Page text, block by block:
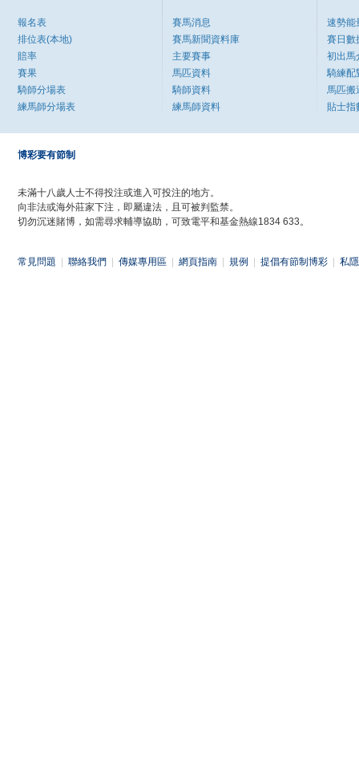
報名表
排位表(本地)
賠率
賽果
騎師分場表
練馬師分場表
賽馬消息
賽馬新聞資料庫
主要賽事
馬匹資料
騎師資料
練馬師資料
速勢能
賽日數
初出馬
騎練配
馬匹搬
貼士指
博彩要有節制
未滿十八歲人士不得投注或進入可投注的地方。
向非法或海外莊家下注，即屬違法，且可被判監禁。
切勿沉迷賭博，如需尋求輔導協助，可致電平和基金熱線1834 633。
常見問題 聯絡我們 傳媒專用區 網頁指南 規例 提倡有節制博彩 私